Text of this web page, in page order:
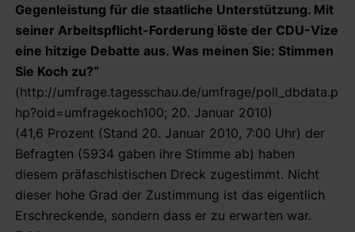
Gegenleistung für die staatliche Unterstützung. Mit
seiner Arbeitspflicht-Forderung löste der CDU-Vize
eine hitzige Debatte aus. Was meinen Sie: Stimmen
Sie Koch zu?“
(http://umfrage.tagesschau.de/umfrage/poll_dbdata.p
hp?oid=umfragekoch100; 20. Januar 2010)
(41,6 Prozent (Stand 20. Januar 2010, 7:00 Uhr) der
Befragten (5934 gaben ihre Stimme ab) haben
diesem präfaschistischen Dreck zugestimmt. Nicht
dieser hohe Grad der Zustimmung ist das eigentlich
Erschreckende, sondern dass er zu erwarten war.